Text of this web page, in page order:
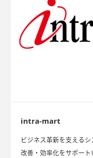
intra-mart
ビジネス革新を支える
改善・効率化をサポート